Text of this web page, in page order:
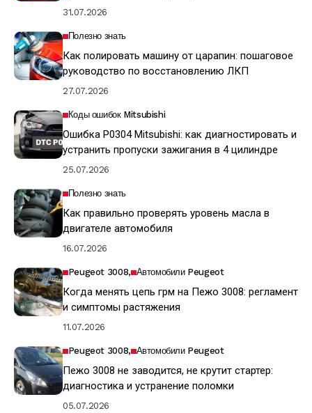
31.07.2026
Полезно знать
Как полировать машину от царапин: пошаговое
руководство по восстановлению ЛКП
27.07.2026
Коды ошибок Mitsubishi
Ошибка P0304 Mitsubishi: как диагностировать и
устранить пропуски зажигания в 4 цилиндре
25.07.2026
Полезно знать
Как правильно проверять уровень масла в
двигателе автомобиля
16.07.2026
Peugeot 3008 Автомобили Peugeot
Когда менять цепь грм на Пежо 3008: регламент
и симптомы растяжения
11.07.2026
Peugeot 3008 Автомобили Peugeot
Пежо 3008 не заводится, не крутит стартер:
диагностика и устранение поломки
05.07.2026